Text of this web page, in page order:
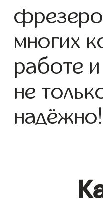
многих
работе
не
надёжно!